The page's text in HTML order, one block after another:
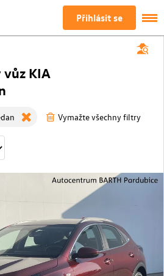
Přihlásit se
KIA
Vymažte všechny filtry